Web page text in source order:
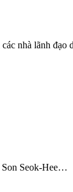
nhà lãnh đạo
Son Seok-Hee…